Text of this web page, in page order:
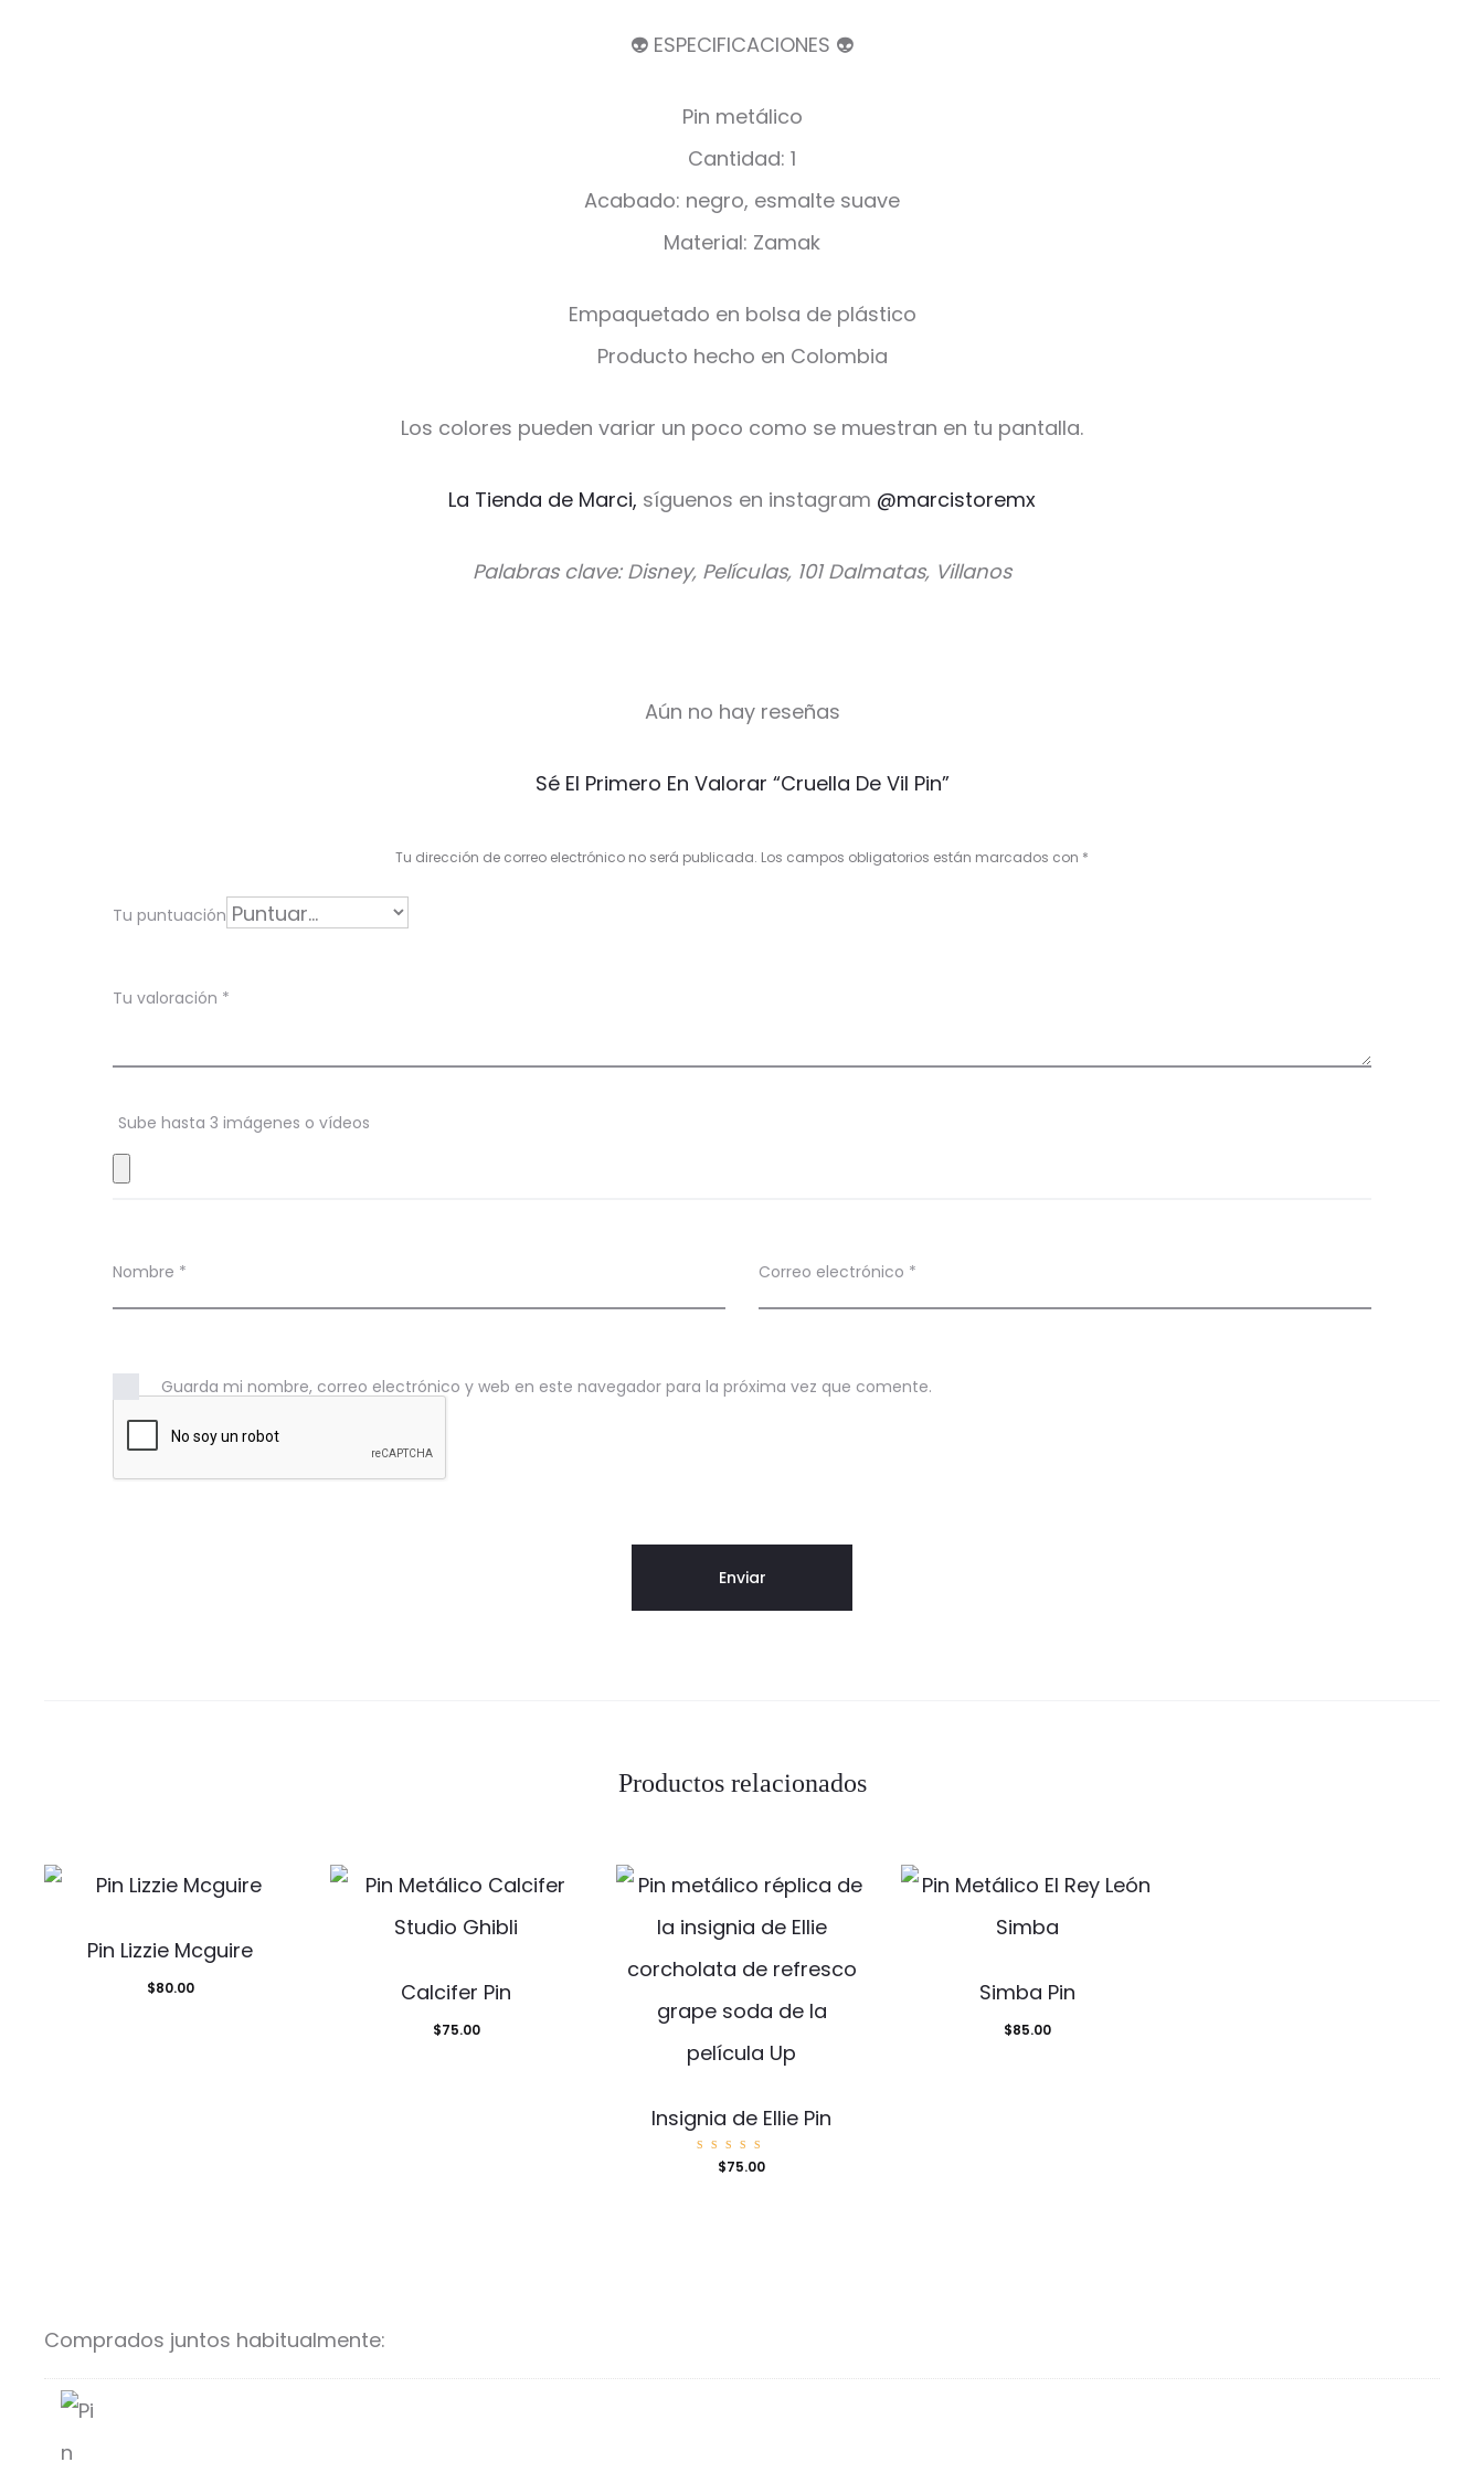
👽 ESPECIFICACIONES 👽
Pin metálico
Cantidad: 1
Acabado: negro, esmalte suave
Material: Zamak
Empaquetado en bolsa de plástico
Producto hecho en Colombia
Los colores pueden variar un poco como se muestran en tu pantalla.
La Tienda de Marci, síguenos en instagram @marcistoremx
Palabras clave: Disney, Películas, 101 Dalmatas, Villanos
r
c
n
e
Aún no hay reseñas
Sé El Primero En Valorar “Cruella De Vil Pin”
Tu dirección de correo electrónico no será publicada. Los campos obligatorios están marcados con *
Tu puntuación
Tu valoración *
Sube hasta 3 imágenes o vídeos
Nombre * Correo electrónico *
Guarda mi nombre, correo electrónico y web en este navegador para la próxima vez que comente.
Productos relacionados
Pin Lizzie Mcguire
$80.00 Calcifer Pin
$75.00
Insignia de Ellie Pin
Valorad
o con
$75.00
Simba Pin
$85.00
Comprados juntos habitualmente: